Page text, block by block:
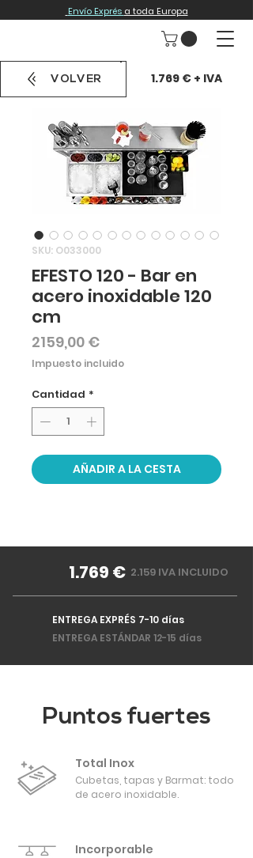
Envío Exprés a toda Europa
SKU: O033000
EFESTO 120 - Bar en
acero inoxidable 120
cm
2159,00 €Precio
Impuesto incluido
Cantidad *
AÑADIR A LA CESTA
VOLVER 1.769 € + IVA
1.769 € 2.159 IVA INCLUIDO
ENTREGA EXPRÉS 7-10 días
ENTREGA ESTÁNDAR 12-15 días
Puntos fuertes
Total Inox
Cubetas, tapas y Barmat: todo
de acero inoxidable.
Incorporable